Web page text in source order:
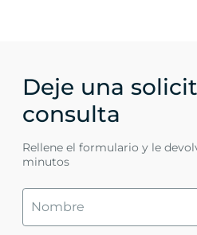
Deje una
consulta
Rellene el formulario y le
minutos